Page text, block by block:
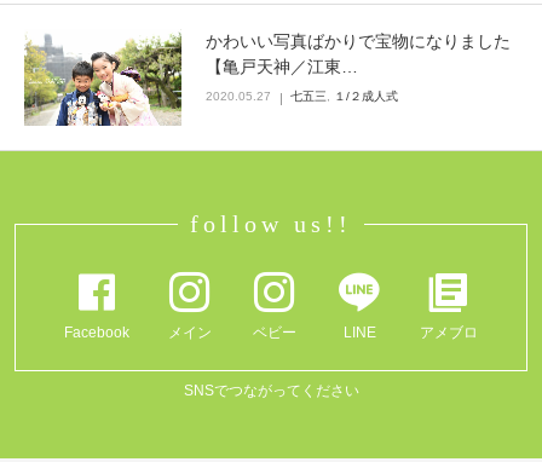
かわいい写真ばかりで宝物になりました
【亀戸天神／江東…
2020.05.27 七五三, １/２成人式
follow us!!
Facebook メイン ベビー LINE アメブロ
SNSでつながってください
ご予約
Q&A